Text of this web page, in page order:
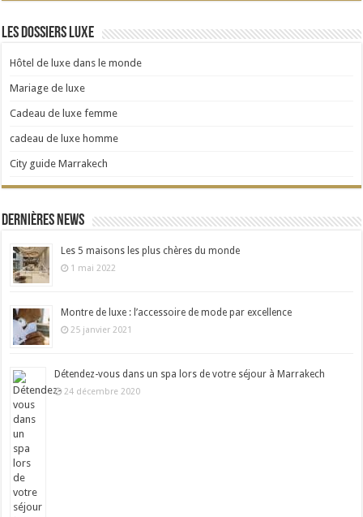
Les dossiers Luxe
Hôtel de luxe dans le monde
Mariage de luxe
Cadeau de luxe femme
cadeau de luxe homme
City guide Marrakech
Dernières news
Les 5 maisons les plus chères du monde
1 mai 2022
Montre de luxe : l’accessoire de mode par excellence
25 janvier 2021
Détendez-vous dans un spa lors de votre séjour à Marrakech
24 décembre 2020